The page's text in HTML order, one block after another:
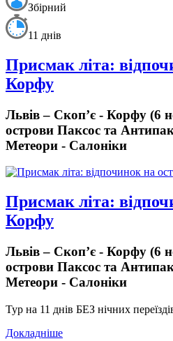
Збірний
11 днів
Присмак літа:
Корфу
Львів – Скоп’є - Корфу (6
острови Паксос та
Метеори - Cалоніки
Присмак літа:
Корфу
Львів – Скоп’є - Корфу (6
острови Паксос та
Метеори - Cалоніки
Тур на 11 днів БЕЗ нічних
Докладніше